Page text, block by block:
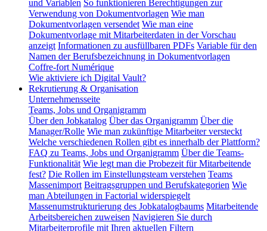
und Variablen So funktionieren Berechtigungen zur
Verwendung von Dokumentvorlagen Wie man
Dokumentvorlagen versendet Wie man eine
Dokumentvorlage mit Mitarbeiterdaten in der Vorschau
anzeigt Informationen zu ausfüllbaren PDFs Variable für den
Namen der Berufsbezeichnung in Dokumentvorlagen
Coffre-fort Numérique
Wie aktiviere ich Digital Vault?
Rekrutierung & Organisation
Unternehmensseite
Teams, Jobs und Organigramm
Über den Jobkatalog Über das Organigramm Über die
Manager/Rolle Wie man zukünftige Mitarbeiter versteckt
Welche verschiedenen Rollen gibt es innerhalb der Plattform?
FAQ zu Teams, Jobs und Organigramm Über die Teams-
Funktionalität Wie legt man die Probezeit für Mitarbeitende
fest? Die Rollen im Einstellungsteam verstehen Teams
Massenimport Beitragsgruppen und Berufskategorien Wie
man Abteilungen in Factorial widerspiegelt
Massenumstrukturierung des Jobkatalogbaums Mitarbeitende
Arbeitsbereichen zuweisen Navigieren Sie durch
Mitarbeiterprofile mit Ihren aktuellen Filtern